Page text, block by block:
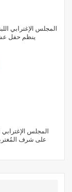
المجلس الإغترابي
ينظم حفل
المجلس الإغترابي
على شرف